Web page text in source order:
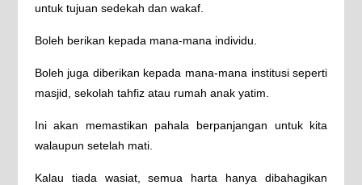
untuk tujuan sedekah dan wakaf.
Boleh berikan kepada mana-mana individu.
Boleh juga diberikan kepada mana-mana institusi seperti
masjid, sekolah tahfiz atau rumah anak yatim.
Ini akan memastikan pahala berpanjangan untuk kita
walaupun setelah mati.
Kalau tiada wasiat, semua harta hanya dibahagikan